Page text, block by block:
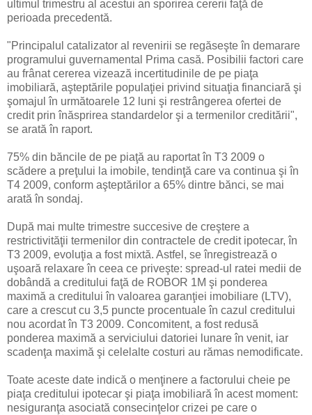
ultimul trimestru al acestui an sporirea cererii faţă de
perioada precedentă.
"Principalul catalizator al revenirii se regăseşte în demarare
programului guvernamental Prima casă. Posibilii factori care
au frânat cererea vizează incertitudinile de pe piaţa
imobiliară, aşteptările populaţiei privind situaţia financiară şi
şomajul în următoarele 12 luni şi restrângerea ofertei de
credit prin înăsprirea standardelor şi a termenilor creditării",
se arată în raport.
75% din băncile de pe piaţă au raportat în T3 2009 o
scădere a preţului la imobile, tendinţă care va continua şi în
T4 2009, conform aşteptărilor a 65% dintre bănci, se mai
arată în sondaj.
După mai multe trimestre succesive de creştere a
restrictivităţii termenilor din contractele de credit ipotecar, în
T3 2009, evoluţia a fost mixtă. Astfel, se înregistrează o
uşoară relaxare în ceea ce priveşte: spread-ul ratei medii de
dobândă a creditului faţă de ROBOR 1M şi ponderea
maximă a creditului în valoarea garanţiei imobiliare (LTV),
care a crescut cu 3,5 puncte procentuale în cazul creditului
nou acordat în T3 2009. Concomitent, a fost redusă
ponderea maximă a serviciului datoriei lunare în venit, iar
scadenţa maximă şi celelalte costuri au rămas nemodificate.
Toate aceste date indică o menţinere a factorului cheie pe
piaţa creditului ipotecar şi piaţa imobiliară în acest moment:
nesiguranţa asociată consecinţelor crizei pe care o